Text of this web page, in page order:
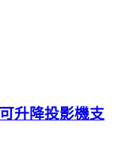
升降投影機支